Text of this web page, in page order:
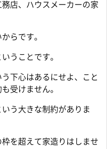
店、ハウスメーカーの家
らです。
うことです。
下心はあるにせよ、こと
受けません。
う大きな制約がありま
を超えて家造りはしませ